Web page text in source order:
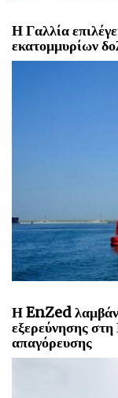
Η Γαλλία
εκατομμυρίων